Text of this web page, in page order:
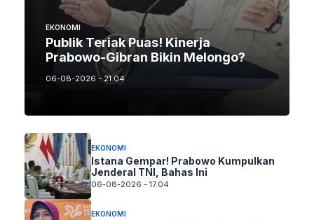
EKONOMI
Publik Teriak Puas! Kinerja
Prabowo-Gibran Bikin Melongo?
06-08-2026 - 21.04
EKONOMI
Istana Gempar! Prabowo Kumpulkan
Jenderal TNI, Bahas Ini
06-08-2026 - 17.04
EKONOMI